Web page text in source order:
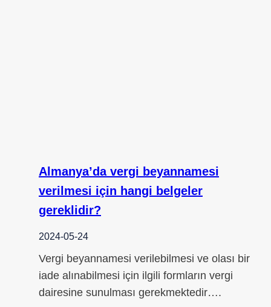
Almanya’da vergi beyannamesi
verilmesi için hangi belgeler
gereklidir?
2024-05-24
Vergi beyannamesi verilebilmesi ve olası bir
iade alınabilmesi için ilgili formların vergi
dairesine sunulması gerekmektedir….